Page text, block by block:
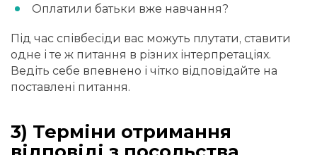
Оплатили батьки вже навчання?
Під час співбесіди вас можуть плутати, ставити
одне і те ж питання в різних інтерпретаціях.
Ведіть себе впевнено і чітко відповідайте на
поставлені питання.
3) Терміни отримання